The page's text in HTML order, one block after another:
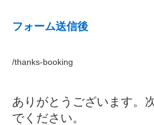
フォーム送信後
/thanks-booking
ありがとうございます。
でください。